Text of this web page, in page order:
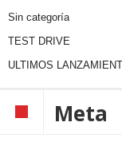
Sin categoría
TEST DRIVE
ULTIMOS
Meta